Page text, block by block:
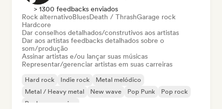
> 1300 feedbacks enviados
Rock alternativoBluesDeath / ThrashGarage rock
Hardcore
Dar conselhos detalhados/construtivos aos artistas
Dar aos artistas feedbacks detalhados sobre o
som/produção
Assinar artistas e/ou lançar suas músicas
Representar/gerenciar artistas em suas carreiras
Hard rock Indie rock
Metal melódico
Metal / Heavy metal
New wave Pop Punk
Pop rock
Rock progressivo